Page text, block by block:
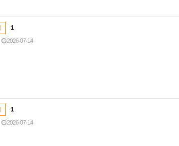
1
2026-07-14
1
2026-07-14